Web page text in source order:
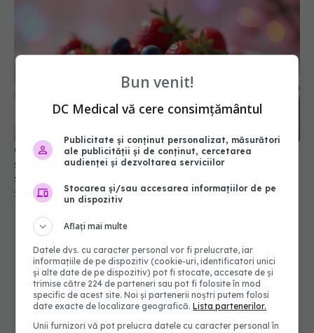
Cel mai bun antioxidant natural. Curăță vasele de
sânge. E de 10 ori mai puternic decât orice
supliment
23 iun 2025, 23:17
Bun venit!
DC Medical vă cere consimțământul
Publicitate și conținut personalizat, măsurători
ale publicității și de conținut, cercetarea
audienței și dezvoltarea serviciilor
Stocarea și/sau accesarea informațiilor de pe
un dispozitiv
Aflați mai multe
Datele dvs. cu caracter personal vor fi prelucrate, iar
informațiile de pe dispozitiv (cookie-uri, identificatori unici
și alte date de pe dispozitiv) pot fi stocate, accesate de și
trimise către 224 de parteneri sau pot fi folosite în mod
specific de acest site. Noi și partenerii noștri putem folosi
date exacte de localizare geografică.Lista partenerilor.
Unii furnizori vă pot prelucra datele cu caracter personal în